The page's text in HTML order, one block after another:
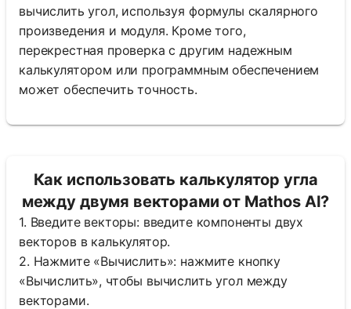
вычислить угол, используя формулы скалярного
произведения и модуля. Кроме того,
перекрестная проверка с другим надежным
калькулятором или программным обеспечением
может обеспечить точность.
Как использовать калькулятор угла
между двумя векторами от Mathos AI?
1. Введите векторы: введите компоненты двух
векторов в калькулятор.
2. Нажмите «Вычислить»: нажмите кнопку
«Вычислить», чтобы вычислить угол между
векторами.